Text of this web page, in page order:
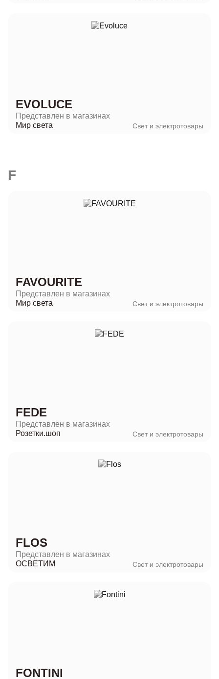
EVOLUCE
Представлен в магазинах
Мир света
Свет и электротовары
F
FAVOURITE
Представлен в магазинах
Мир света
Свет и электротовары
FEDE
Представлен в магазинах
Розетки.шоп
Свет и электротовары
FLOS
Представлен в магазинах
ОСВЕТИМ
Свет и электротовары
FONTINI